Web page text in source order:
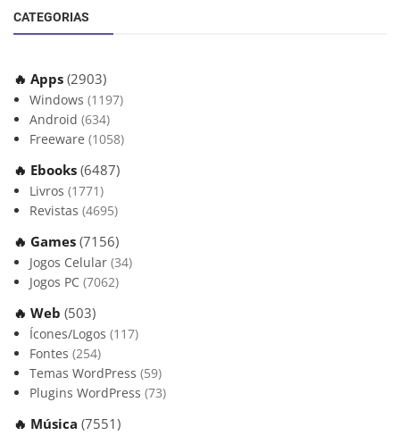
CATEGORIAS
🔥 Apps (2903)
Windows (1197)
Android (634)
Freeware (1058)
🔥 Ebooks (6487)
Livros (1771)
Revistas (4695)
🔥 Games (7156)
Jogos Celular (34)
Jogos PC (7062)
🔥 Web (503)
Ícones/Logos (117)
Fontes (254)
Temas WordPress (59)
Plugins WordPress (73)
🔥 Música (7551)